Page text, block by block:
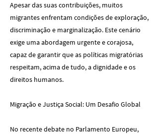
Apesar das suas contribuições, muitos
migrantes enfrentam condições de exploração,
discriminação e marginalização. Este cenário
exige uma abordagem urgente e corajosa,
capaz de garantir que as políticas migratórias
respeitam, acima de tudo, a dignidade e os
direitos humanos.
Migração e Justiça Social: Um Desafio Global
No recente debate no Parlamento Europeu,